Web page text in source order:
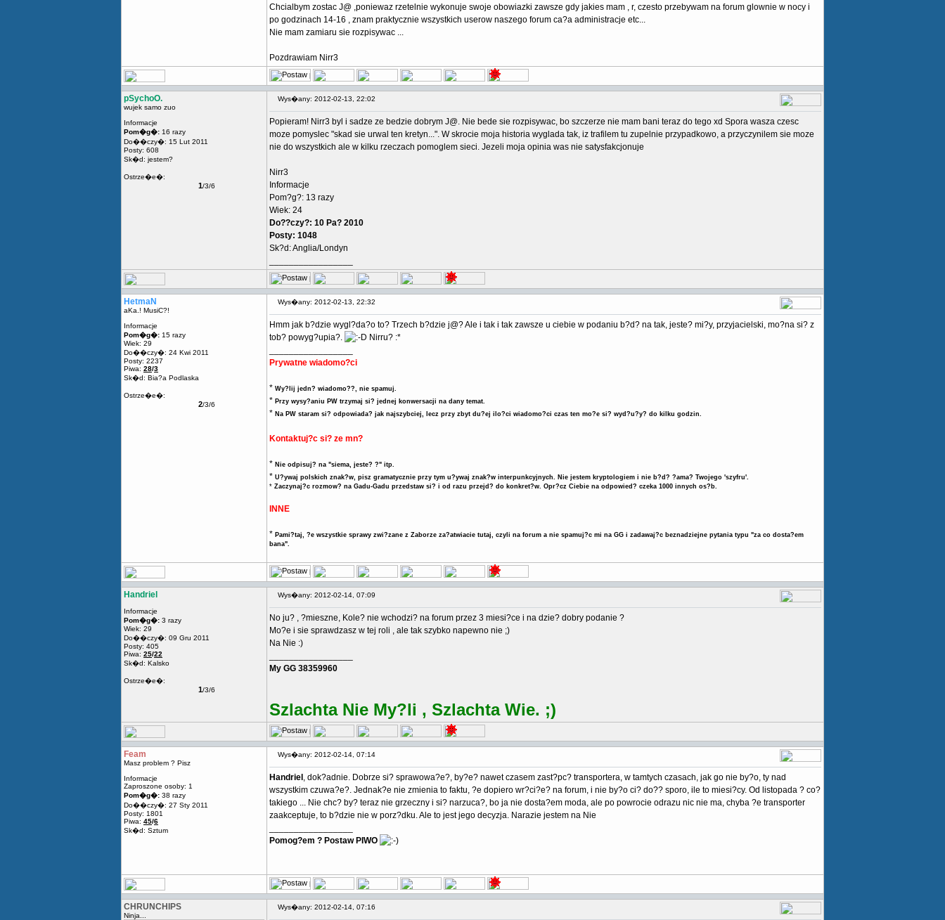
Chcialbym zostac J@ ,poniewaz rzetelnie wykonuje swoje obowiazki zawsze gdy jakies mam , r, czesto przebywam na forum glownie w nocy i
po godzinach 14-16 , znam praktycznie wszystkich userow naszego forum ca?a administracje etc...
Nie mam zamiaru sie rozpisywac ...
Pozdrawiam Nirr3
pSychoO.
wujek samo zuo
Informacje
Pom�g�: 16 razy
Do��czy�: 15 Lut 2011
Posty: 608
Sk�d: jestem?
Ostrze�e�:
1/3/6
Wys�any: 2012-02-13, 22:02
Popieram! Nirr3 byl i sadze ze bedzie dobrym J@. Nie bede sie rozpisywac, bo szczerze nie mam bani teraz do tego xd Spora wasza czesc
moze pomyslec "skad sie urwal ten kretyn...". W skrocie moja historia wyglada tak, iz trafilem tu zupelnie przypadkowo, a przyczynilem sie moze
nie do wszystkich ale w kilku rzeczach pomoglem sieci. Jezeli moja opinia was nie satysfakcjonuje
Nirr3
Informacje
Pom?g?: 13 razy
Wiek: 24
Do??czy?: 10 Pa? 2010
Posty: 1048
Sk?d: Anglia/Londyn
HetmaN
aKa.! MusiC?!
Informacje
Pom�g�: 15 razy
Wiek: 29
Do��czy�: 24 Kwi 2011
Posty: 2237
Piwa: 28/3
Sk�d: Bia?a Podlaska
Ostrze�e�:
2/3/6
Wys�any: 2012-02-13, 22:32
Hmm jak b?dzie wygl?da?o to? Trzech b?dzie j@? Ale i tak i tak zawsze u ciebie w podaniu b?d? na tak, jeste? mi?y, przyjacielski, mo?na si? z
tob? powyg?upia?.
Nirru? :*
Prywatne wiadomo?ci
* Wy?lij jedn? wiadomo??, nie spamuj.
* Przy wysy?aniu PW trzymaj si? jednej konwersacji na dany temat.
* Na PW staram si? odpowiada? jak najszybciej, lecz przy zbyt du?ej ilo?ci wiadomo?ci czas ten mo?e si? wyd?u?y? do kilku godzin.
Kontaktuj?c si? ze mn?
* Nie odpisuj? na "siema, jeste? ?" itp.
* U?ywaj polskich znak?w, pisz gramatycznie przy tym u?ywaj znak?w interpunkcyjnych. Nie jestem kryptologiem i nie b?d? ?ama? Twojego 'szyfru'.
* Zaczynaj?c rozmow? na Gadu-Gadu przedstaw si? i od razu przejd? do konkret?w. Opr?cz Ciebie na odpowied? czeka 1000 innych os?b.
INNE
* Pami?taj, ?e wszystkie sprawy zwi?zane z Zaborze za?atwiacie tutaj, czyli na forum a nie spamuj?c mi na GG i zadawaj?c beznadziejne pytania typu "za co dosta?em
bana".
Handriel
Informacje
Pom�g�: 3 razy
Wiek: 29
Do��czy�: 09 Gru 2011
Posty: 405
Piwa: 25/22
Sk�d: Kalsko
Ostrze�e�:
1/3/6
Wys�any: 2012-02-14, 07:09
No ju? , ?mieszne, Kole? nie wchodzi? na forum przez 3 miesi?ce i na dzie? dobry podanie ?
Mo?e i sie sprawdzasz w tej roli , ale tak szybko napewno nie ;)
Na Nie :)
My GG 38359960
Szlachta Nie My?li , Szlachta Wie. ;)
Feam
Masz problem ? Pisz
Informacje
Zaproszone osoby: 1
Pom�g�: 38 razy
Do��czy�: 27 Sty 2011
Posty: 1801
Piwa: 45/6
Sk�d: Sztum
Wys�any: 2012-02-14, 07:14
Handriel , dok?adnie. Dobrze si? sprawowa?e?, by?e? nawet czasem zast?pc? transportera, w tamtych czasach, jak go nie by?o, ty nad
wszystkim czuwa?e?. Jednak?e nie zmienia to faktu, ?e dopiero wr?ci?e? na forum, i nie by?o ci? do?? sporo, ile to miesi?cy. Od listopada ? co?
takiego ... Nie chc? by? teraz nie grzeczny i si? narzuca?, bo ja nie dosta?em moda, ale po powrocie odrazu nic nie ma, chyba ?e transporter
zaakceptuje, to b?dzie nie w porz?dku. Ale to jest jego decyzja. Narazie jestem na Nie
Pomog?em ? Postaw PIWO
CHRUNCHIPS
Ninja...
Wys�any: 2012-02-14, 07:16